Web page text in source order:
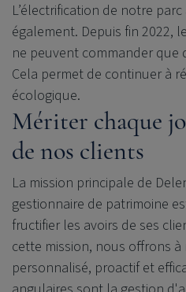
L’électrification de notre
également. Depuis fin 2022,
ne peuvent commander que
Cela permet de continuer à
écologique.
Mériter chaque
de nos clients
La mission principale de
gestionnaire de patrimoine
fructifier les avoirs de ses
cette mission, nous offrons
personnalisé, proactif et